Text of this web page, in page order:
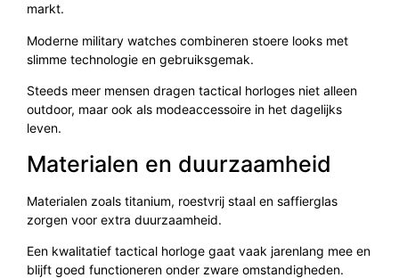
markt.
Moderne military watches combineren stoere looks met
slimme technologie en gebruiksgemak.
Steeds meer mensen dragen tactical horloges niet alleen
outdoor, maar ook als modeaccessoire in het dagelijks
leven.
Materialen en duurzaamheid
Materialen zoals titanium, roestvrij staal en saffierglas
zorgen voor extra duurzaamheid.
Een kwalitatief tactical horloge gaat vaak jarenlang mee en
blijft goed functioneren onder zware omstandigheden.